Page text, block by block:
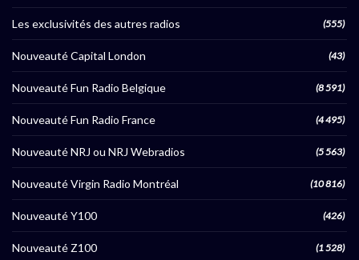
Les exclusivités des autres radios (555)
Nouveauté Capital London (43)
Nouveauté Fun Radio Belgique (8 591)
Nouveauté Fun Radio France (4 495)
Nouveauté NRJ ou NRJ Webradios (5 563)
Nouveauté Virgin Radio Montréal (10 816)
Nouveauté Y100 (426)
Nouveauté Z100 (1 528)